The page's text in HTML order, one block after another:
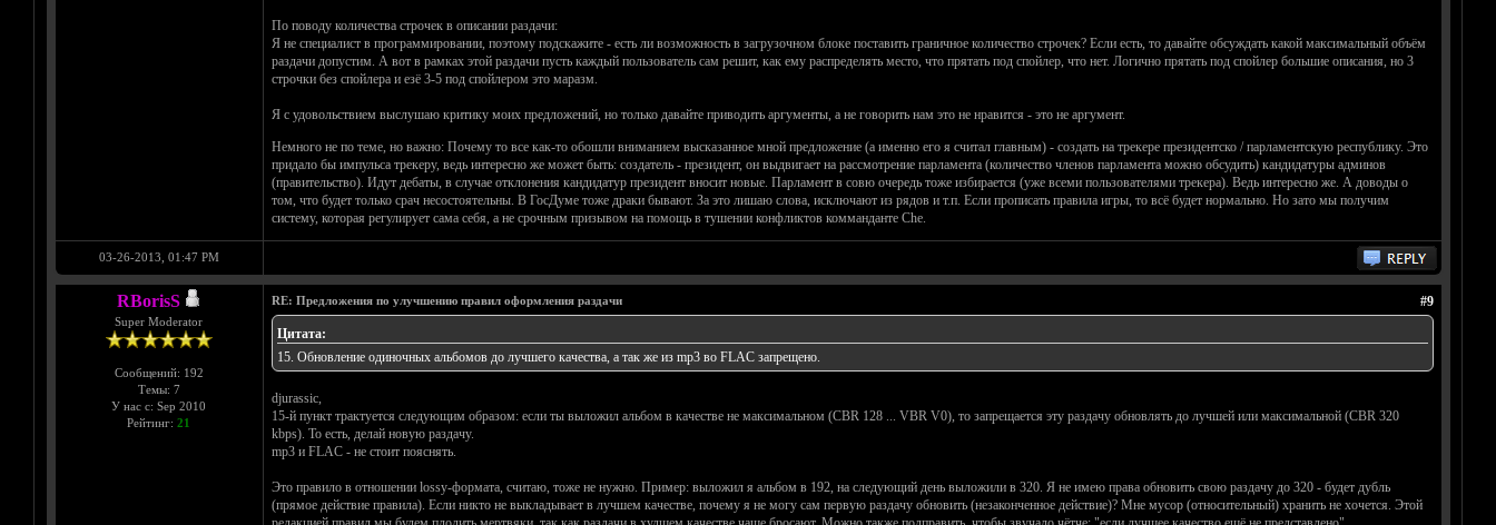
По поводу количества строчек в описании раздачи:
Я не специалист в программировании, поэтому подскажите - есть ли возможность в загрузочном блоке поставить граничное количество строчек? Если есть, то давайте обсуждать какой максимальный объём
раздачи допустим. А вот в рамках этой раздачи пусть каждый пользователь сам решит, как ему распределять место, что прятать под спойлер, что нет. Логично прятать под спойлер большие описания, но 3
строчки без спойлера и езё 3-5 под спойлером это маразм.
Я с удовольствием выслушаю критику моих предложений, но только давайте приводить аргументы, а не говорить нам это не нравится - это не аргумент.
Немного не по теме, но важно: Почему то все как-то обошли вниманием высказанное мной предложение (а именно его я считал главным) - создать на трекере президентско / парламентскую республику. Это
придало бы импульса трекеру, ведь интересно же может быть: создатель - президент, он выдвигает на рассмотрение парламента (количество членов парламента можно обсудить) кандидатуры админов
(правительство). Идут дебаты, в случае отклонения кандидатур президент вносит новые. Парламент в совю очередь тоже избирается (уже всеми пользователями трекера). Ведь интересно же. А доводы о
том, что будет только срач несостоятельны. В ГосДуме тоже драки бывают. За это лишаю слова, исключают из рядов и т.п. Если прописать правила игры, то всё будет нормально. Но зато мы получим
систему, которая регулирует сама себя, а не срочным призывом на помощь в тушении конфликтов комманданте Che.
03-26-2013, 01:47 PM
RBorisS
Super Moderator
Сообщений: 192
Темы: 7
У нас с: Sep 2010
Рейтинг: 21
#9
RE: Предложения по улучшению правил оформления раздачи
Цитата:
15. Обновление одиночных альбомов до лучшего качества, а так же из mp3 во FLAC запрещено.
djurassic,
15-й пункт трактуется следующим образом: если ты выложил альбом в качестве не максимальном (CBR 128 ... VBR V0), то запрещается эту раздачу обновлять до лучшей или максимальной (CBR 320
kbps). То есть, делай новую раздачу.
mp3 и FLAC - не стоит пояснять.
Это правило в отношении lossy-формата, считаю, тоже не нужно. Пример: выложил я альбом в 192, на следующий день выложили в 320. Я не имею права обновить свою раздачу до 320 - будет дубль
(прямое действие правила). Если никто не выкладывает в лучшем качестве, почему я не могу сам первую раздачу обновить (незаконченное действие)? Мне мусор (относительный) хранить не хочется. Этой